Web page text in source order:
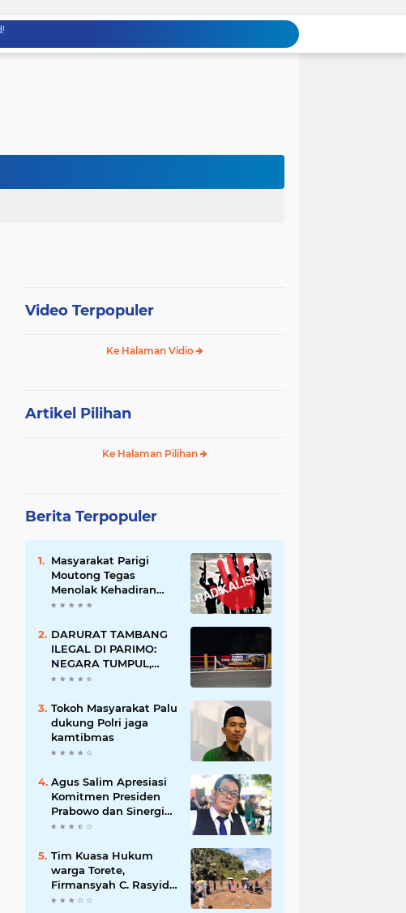
Video Terpopuler
Ke Halaman Vidio
Artikel Pilihan
Ke Halaman Pilihan
Berita Terpopuler
Masyarakat Parigi
Moutong Tegas
Menolak Kehadiran
Ormas Radikal
DARURAT TAMBANG
ILEGAL DI PARIMO:
NEGARA TUMPUL,
MAFIA TAMBANG
Tokoh Masyarakat Palu
dukung Polri jaga
kamtibmas
Agus Salim Apresiasi
Komitmen Presiden
Prabowo dan Sinergi
Aparat Penegak
Pemberantasan
Korupsi
Tim Kuasa Hukum
warga Torete,
Firmansyah C. Rasyid,
S.H., menyampaikan